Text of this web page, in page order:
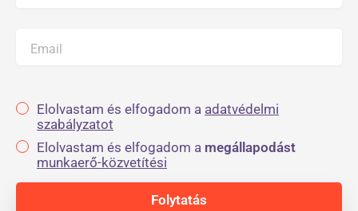
Email
Elolvastam és elfogadom a adatvédelmi
szabályzatot
Elolvastam és elfogadom a megállapodást
munkaerő-közvetítési